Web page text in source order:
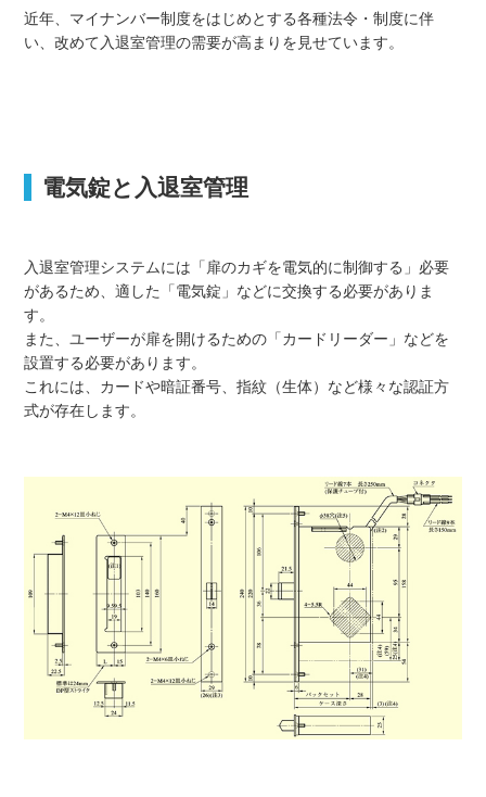
近年、マイナンバー制度をはじめとする各種法令・制度に伴
い、改めて入退室管理の需要が高まりを見せています。
電気錠と入退室管理
入退室管理システムには「扉のカギを電気的に制御する」必要
があるため、適した「電気錠」などに交換する必要がありま
す。
また、ユーザーが扉を開けるための「カードリーダー」などを
設置する必要があります。
これには、カードや暗証番号、指紋（生体）など様々な認証方
式が存在します。